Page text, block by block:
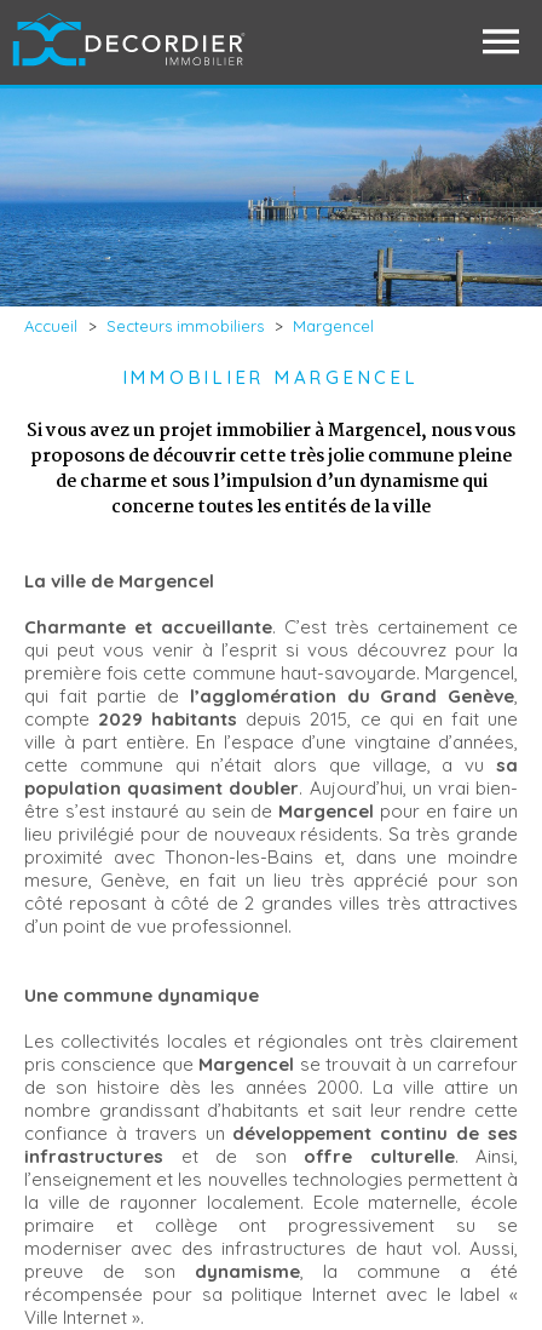
Accueil > Secteurs immobiliers > Margencel
IMMOBILIER MARGENCEL
Si vous avez un projet immobilier à Margencel, nous vous
proposons de découvrir cette très jolie commune pleine
de charme et sous l’impulsion d’un dynamisme qui
concerne toutes les entités de la ville
La ville de Margencel
Charmante et accueillante. C’est très certainement ce
qui peut vous venir à l’esprit si vous découvrez pour la
première fois cette commune haut-savoyarde. Margencel,
qui fait partie de l’agglomération du Grand Genève,
compte 2029 habitants depuis 2015, ce qui en fait une
ville à part entière. En l’espace d’une vingtaine d’années,
cette commune qui n’était alors que village, a vu sa
population quasiment doubler. Aujourd’hui, un vrai bien-
être s’est instauré au sein de Margencel pour en faire un
lieu privilégié pour de nouveaux résidents. Sa très grande
proximité avec Thonon-les-Bains et, dans une moindre
mesure, Genève, en fait un lieu très apprécié pour son
côté reposant à côté de 2 grandes villes très attractives
d’un point de vue professionnel.
Une commune dynamique
Les collectivités locales et régionales ont très clairement
pris conscience que Margencel se trouvait à un carrefour
de son histoire dès les années 2000. La ville attire un
nombre grandissant d’habitants et sait leur rendre cette
confiance à travers un développement continu de ses
infrastructures et de son offre culturelle. Ainsi,
l’enseignement et les nouvelles technologies permettent à
la ville de rayonner localement. Ecole maternelle, école
primaire et collège ont progressivement su se
moderniser avec des infrastructures de haut vol. Aussi,
preuve de son dynamisme, la commune a été
récompensée pour sa politique Internet avec le label «
Ville Internet ».